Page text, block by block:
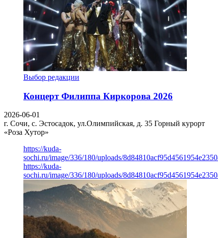
Выбор редакции
Концерт Филиппа Киркорова 2026
2026-06-01
г. Сочи, с. Эстосадок, ул.Олимпийская, д. 35 Горный курорт
«Роза Хутор»
https://kuda-
sochi.ru/image/336/180/uploads/
https://kuda-
sochi.ru/image/336/180/uploads/